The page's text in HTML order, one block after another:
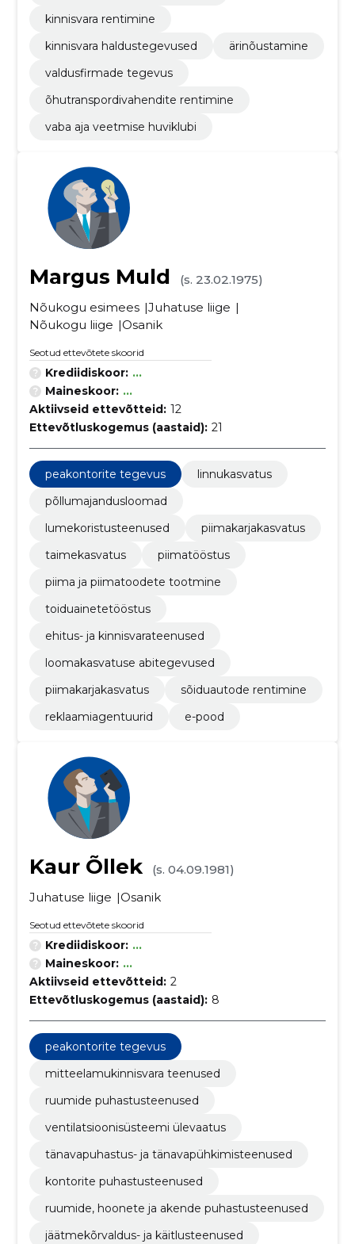
kinnisvara rentimine
kinnisvara haldustegevused
ärinõustamine
valdusfirmade tegevus
õhutranspordivahendite rentimine
vaba aja veetmise huviklubi
Margus Muld
(s. 23.02.1975)
Nõukogu esimees Juhatuse liige
Nõukogu liige
Osanik
Seotud ettevõtete skoorid
Krediidiskoor: ...
Maineskoor: ...
Aktiivseid ettevõtteid: 12
Ettevõtluskogemus (aastaid): 21
peakontorite tegevus
linnukasvatus
põllumajandusloomad
lumekoristusteenused
piimakarjakasvatus
taimekasvatus
piimatööstus
piima ja piimatoodete tootmine
toiduainetetööstus
ehitus- ja kinnisvarateenused
loomakasvatuse abitegevused
piimakarjakasvatus
sõiduautode rentimine
reklaamiagentuurid
e-pood
Kaur Õllek
(s. 04.09.1981)
Juhatuse liige
Osanik
Seotud ettevõtete skoorid
Krediidiskoor: ...
Maineskoor: ...
Aktiivseid ettevõtteid: 2
Ettevõtluskogemus (aastaid): 8
peakontorite tegevus
mitteelamukinnisvara teenused
ruumide puhastusteenused
ventilatsioonisüsteemi ülevaatus
tänavapuhastus- ja tänavapühkimisteenused
kontorite puhastusteenused
ruumide, hoonete ja akende puhastusteenused
jäätmekõrvaldus- ja käitlusteenused